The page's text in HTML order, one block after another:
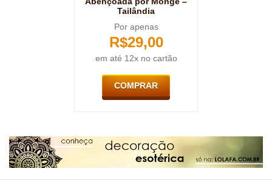
Tailândia
Por apenas
R$29,00
em até 12x no cartão
COMPRAR